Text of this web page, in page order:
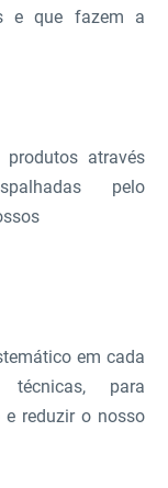
e que fazem a
através
pelo
em cada
técnicas, para
reduzir o nosso